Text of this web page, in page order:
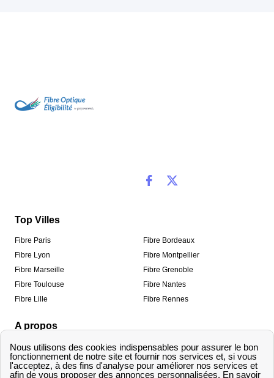
Top Villes
Fibre Paris
Fibre Lyon
Fibre Marseille
Fibre Toulouse
Fibre Lille
Fibre Bordeaux
Fibre Montpellier
Fibre Grenoble
Fibre Nantes
Fibre Rennes
A propos
Qui sommes-nous ?
Informations de contact
Méthodologie de classement
Mentions légales
Traitement des avis